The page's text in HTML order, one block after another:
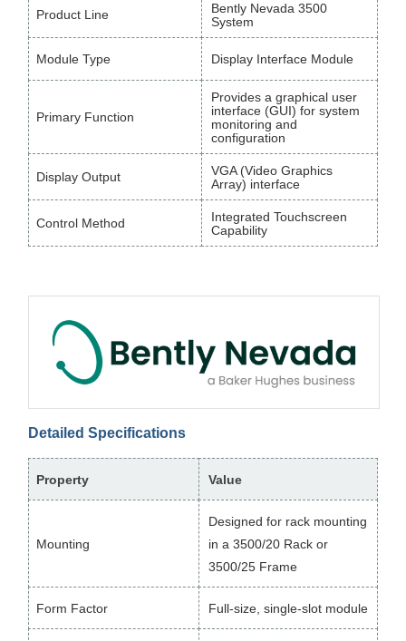
Product Line
Bently Nevada 3500
System
Module Type Display Interface Module
Primary Function
Provides a graphical user
interface (GUI) for system
monitoring and
configuration
Display Output
VGA (Video Graphics
Array) interface
Control Method
Integrated Touchscreen
Capability
Detailed Specifications
Property Value
Mounting
Designed for rack mounting
in a 3500/20 Rack or
3500/25 Frame
Form Factor Full-size, single-slot module